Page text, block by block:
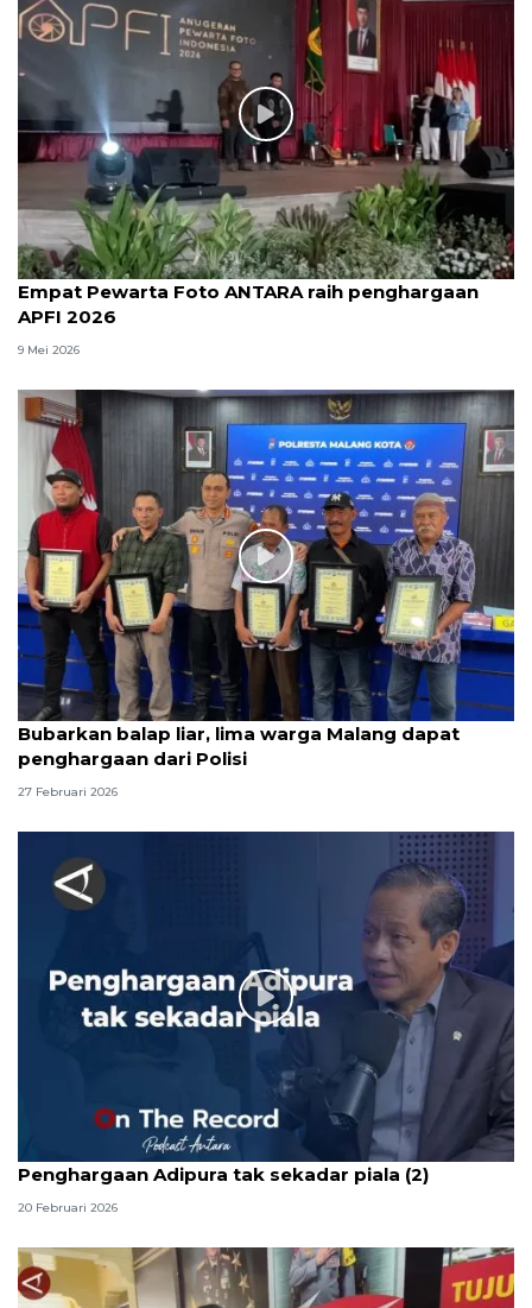
Empat Pewarta Foto ANTARA raih penghargaan
APFI 2026
9 Mei 2026
Bubarkan balap liar, lima warga Malang dapat
penghargaan dari Polisi
27 Februari 2026
Penghargaan Adipura tak sekadar piala (2)
20 Februari 2026